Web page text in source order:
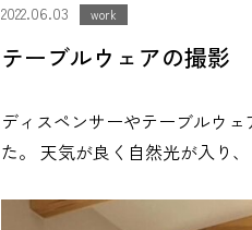
ナ
ビ
ゲ
ー
シ
2022.06.03 work
テーブルウェアの撮影
ディスペンサーやテーブルウ
た。 天気が良く自然光が入り